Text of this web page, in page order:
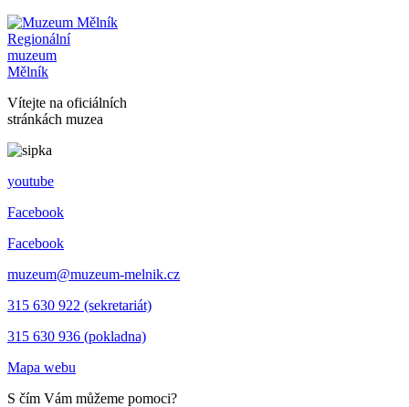
Regionální
muzeum
Mělník
Vítejte na oficiálních
stránkách muzea
youtube
Facebook
Facebook
muzeum@muzeum-melnik.cz
315 630 922 (sekretariát)
315 630 936 (pokladna)
Mapa webu
S čím Vám můžeme pomoci?